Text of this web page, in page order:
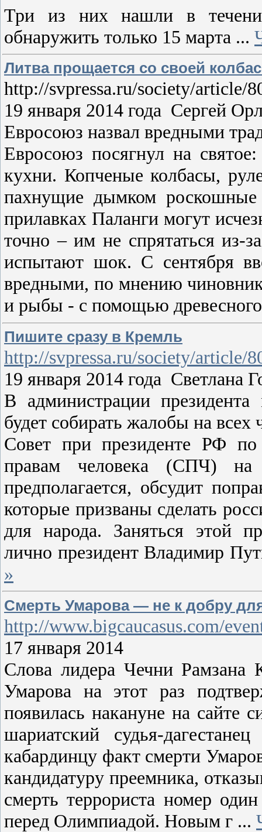
Три из них нашли в
обнаружить только 15 марта ...
Литва прощается со своей
http://svpressa.ru/society/article/
19 января 2014 года Сергей
Евросоюз назвал вредными
Евросоюз посягнул на
кухни. Копченые колбасы,
пахнущие дымком
прилавках Паланги могут
точно – им не спрятаться из-
испытают шок. С сентября
вредными, по мнению
и рыбы - с помощью
Пишите сразу в Кремль
http://svpressa.ru/society/article/
19 января 2014 года
В администрации президента
будет собирать жалобы на всех
Совет при президенте РФ по
правам человека (СПЧ) на
предполагается, обсудит
которые призваны сделать
для народа. Заняться этой
лично президент Владимир
»
Смерть Умарова — не к добру
http://www.bigcaucasus.com/
17 января 2014
Слова лидера Чечни Рамзана
Умарова на этот раз
появилась накануне на сайте
шариатский судья-
кабардинцу факт смерти
кандидатуру преемника,
смерть террориста номер
перед Олимпиадой. Новым г ...